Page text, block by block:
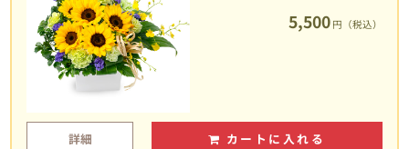
5,500 円（税込）
詳細 カートに入れる